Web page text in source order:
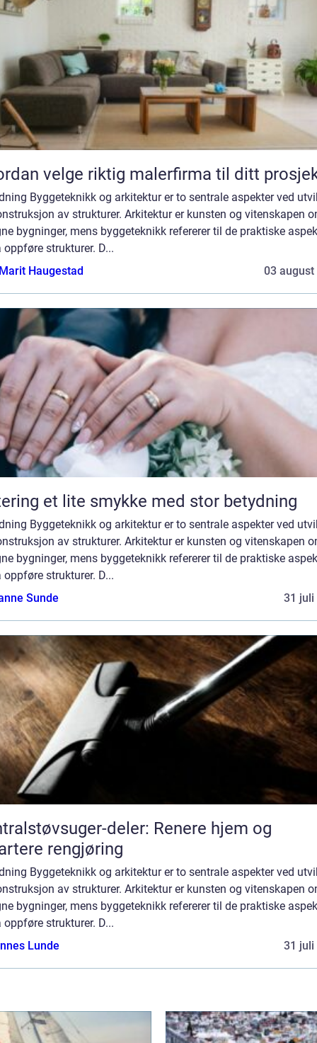
velge riktig malerfirma til ditt
Byggeteknikk og arkitektur er to sentrale aspekter ved
av strukturer. Arkitektur er kunsten og vitenskapen
bygninger, mens byggeteknikk refererer til de praktiske
oppføre strukturer. D...
Haugestad
03 august
Giftering et lite smykke med stor betydning
Byggeteknikk og arkitektur er to sentrale aspekter ved
av strukturer. Arkitektur er kunsten og vitenskapen
bygninger, mens byggeteknikk refererer til de praktiske
oppføre strukturer. D...
Sunde
31 juli
deler: Renere hjem og
rengjøring
Byggeteknikk og arkitektur er to sentrale aspekter ved
av strukturer. Arkitektur er kunsten og vitenskapen
bygninger, mens byggeteknikk refererer til de praktiske
oppføre strukturer. D...
Lunde
31 juli